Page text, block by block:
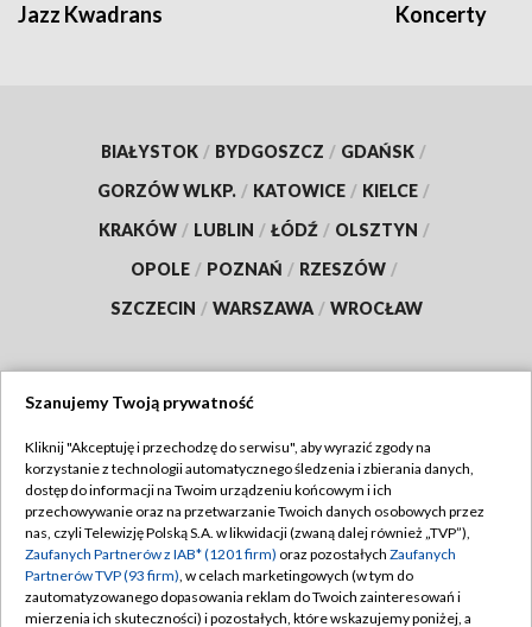
Jazz Kwadrans Koncerty
BIAŁYSTOK / BYDGOSZCZ / GDAŃSK /
GORZÓW WLKP. / KATOWICE / KIELCE /
KRAKÓW / LUBLIN / ŁÓDŹ / OLSZTYN /
OPOLE / POZNAŃ / RZESZÓW /
SZCZECIN / WARSZAWA / WROCŁAW
TVP
Abonament TVP
Emisja w TVP
Centrum informacji TVP
Regulamin TVP
Polityka prywatności
Moje zgody
Szanujemy Twoją prywatność
Kliknij "Akceptuję i przechodzę do serwisu", aby wyrazić zgody na
korzystanie z technologii automatycznego śledzenia i zbierania danych,
dostęp do informacji na Twoim urządzeniu końcowym i ich
przechowywanie oraz na przetwarzanie Twoich danych osobowych przez
nas, czyli Telewizję Polską S.A. w likwidacji (zwaną dalej również „TVP”),
Zaufanych Partnerów z IAB* (1201 firm) oraz pozostałych Zaufanych
Partnerów TVP (93 firm), w celach marketingowych (w tym do
zautomatyzowanego dopasowania reklam do Twoich zainteresowań i
mierzenia ich skuteczności) i pozostałych, które wskazujemy poniżej, a